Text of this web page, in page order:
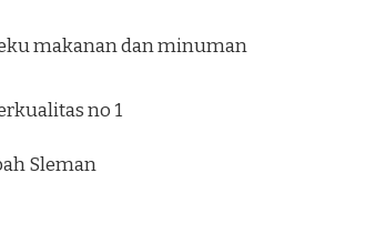
makanan dan minuman
no 1
Sleman